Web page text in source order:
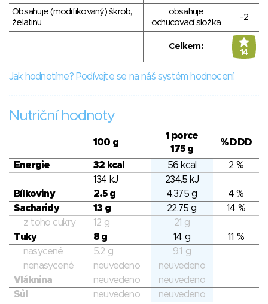
Obsahuje (modifikovaný) škrob,
želatinu
obsahuje
ochucovací složka
-2
Celkem:
14
Jak hodnotíme? Podívejte se na náš systém hodnocení.
Nutriční hodnoty
100 g
1 porce
175 g
% DDD
Energie 32 kcal 56 kcal
2 %
134 kJ
234.5 kJ
Bílkoviny
2.5 g 4.375 g
4 %
Sacharidy
13 g 22.75 g
14 %
z toho cukry
12 g
21 g
Tuky
8 g 14 g
11 %
nasycené
5.2 g
9.1 g
nenasycené
neuvedeno
neuvedeno
Vláknina
neuvedeno
neuvedeno
Sůl
neuvedeno neuvedeno